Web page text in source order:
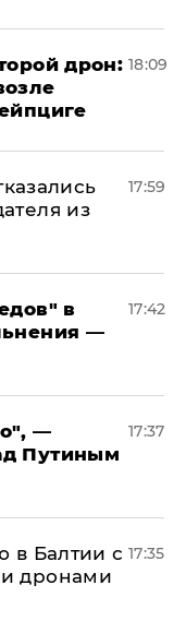
дрон: 18:09
из
17:59
в
—
17:42
—
Путиным
17:37
в Балтии с
дронами
17:35